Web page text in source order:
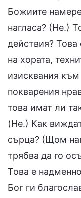
Божиите
нагласа? (Не.)
действия? Това
на хората,
изисквания към
покварения
това имат ли
(Не.) Как
сърца? (Щом
трябва да го
Това е
Бог ги